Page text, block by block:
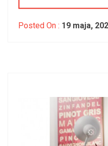
Posted On : 19 maja,